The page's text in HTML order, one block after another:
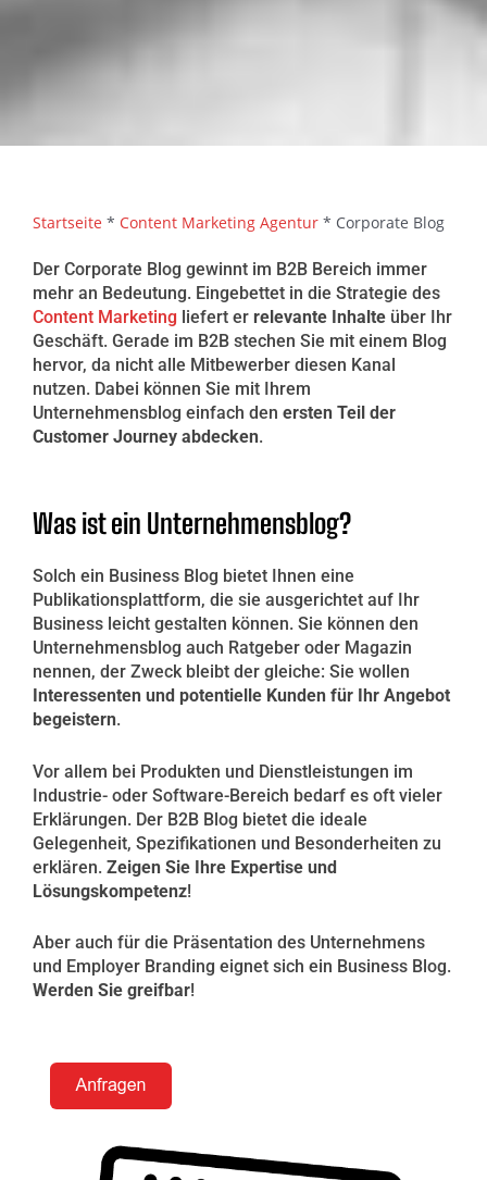
Startseite * Content Marketing Agentur * Corporate Blog
Der Corporate Blog gewinnt im B2B Bereich immer
mehr an Bedeutung. Eingebettet in die Strategie des
Content Marketing liefert er relevante Inhalte über Ihr
Geschäft. Gerade im B2B stechen Sie mit einem Blog
hervor, da nicht alle Mitbewerber diesen Kanal
nutzen. Dabei können Sie mit Ihrem
Unternehmensblog einfach den ersten Teil der
Customer Journey abdecken.
Was ist ein Unternehmensblog?
Solch ein Business Blog bietet Ihnen eine
Publikationsplattform, die sie ausgerichtet auf Ihr
Business leicht gestalten können. Sie können den
Unternehmensblog auch Ratgeber oder Magazin
nennen, der Zweck bleibt der gleiche: Sie wollen
Interessenten und potentielle Kunden für Ihr Angebot
begeistern.
Vor allem bei Produkten und Dienstleistungen im
Industrie- oder Software-Bereich bedarf es oft vieler
Erklärungen. Der B2B Blog bietet die ideale
Gelegenheit, Spezifikationen und Besonderheiten zu
erklären. Zeigen Sie Ihre Expertise und
Lösungskompetenz!
Aber auch für die Präsentation des Unternehmens
und Employer Branding eignet sich ein Business Blog.
Werden Sie greifbar!